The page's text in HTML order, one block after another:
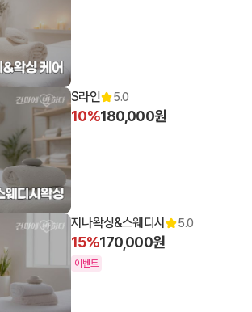
S라인 5.0
10%180,000원
지나왁싱&스웨디시 5.0
15%170,000원
이벤트